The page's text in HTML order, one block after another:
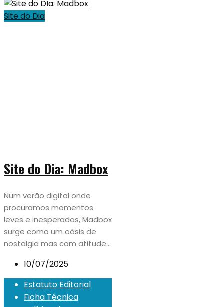
Site do Dia
Site do Dia: Madbox
Num verão digital onde
procuramos momentos
leves e inesperados, Madbox
surge como um oásis de
nostalgia mas com atitude...
10/07/2025
Estatuto Editorial
Ficha Técnica